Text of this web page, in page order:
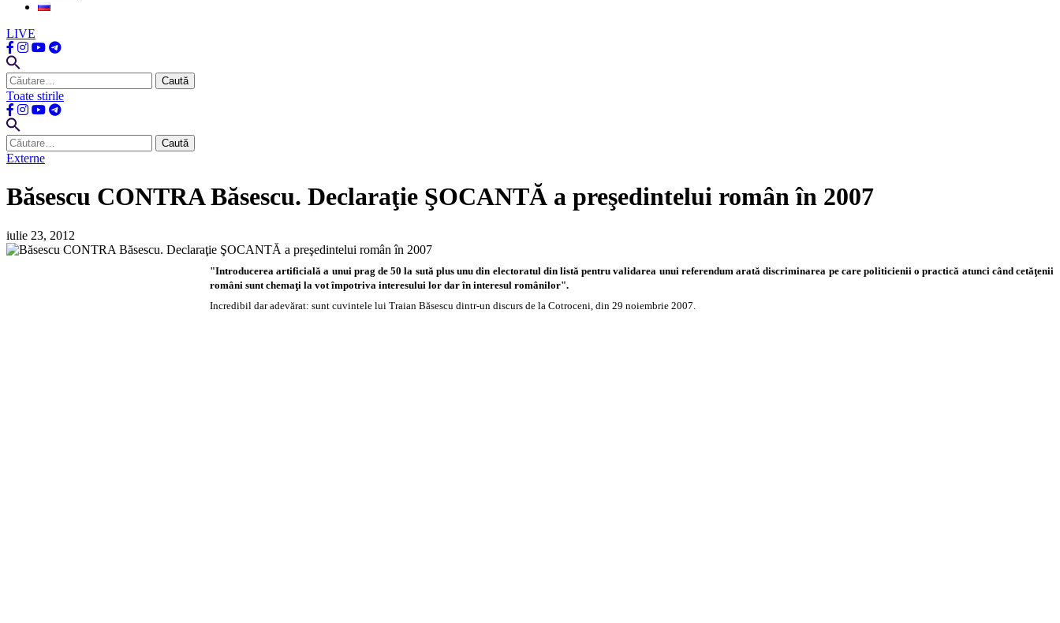
LIVE
Caută
după:
Toate stirile
Caută
după:
Externe
Băsescu CONTRA Băsescu. Declaraţie ŞOCANTĂ a preşedintelui român în 2007
iulie 23, 2012
"Introducerea artificială a unui prag de 50 la sută plus unu din electoratul din listă pentru validarea unui referendum arată discriminarea pe care politicienii o practică atunci când cetăţenii
români sunt chemaţi la vot împotriva interesului lor dar în interesul românilor".
Incredibil dar adevărat: sunt cuvintele lui Traian Băsescu dintr-un discurs de la Cotroceni, din 29 noiembrie 2007.